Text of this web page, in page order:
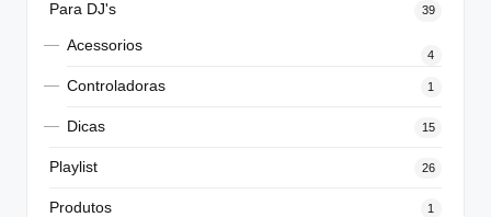
Para DJ's 39
Acessorios
4
Controladoras 1
Dicas 15
Playlist 26
Produtos 1